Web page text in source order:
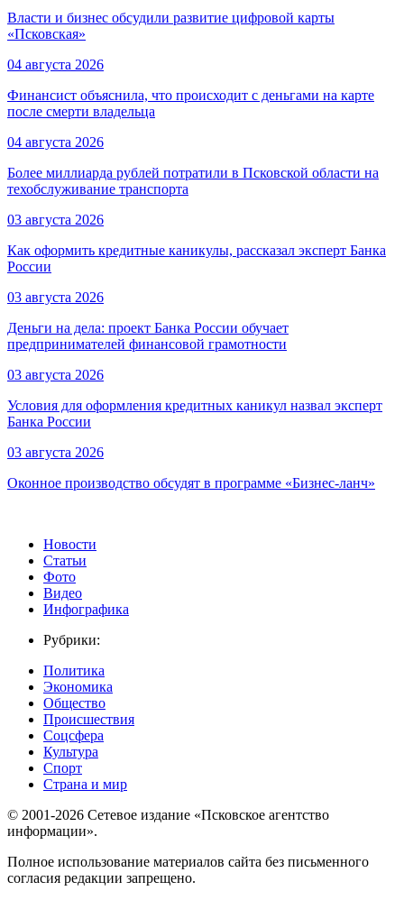
Власти и бизнес обсудили развитие цифровой карты
«Псковская»
04 августа 2026
Финансист объяснила, что происходит с деньгами на карте
после смерти владельца
04 августа 2026
Более миллиарда рублей потратили в Псковской области на
техобслуживание транспорта
03 августа 2026
Как оформить кредитные каникулы, рассказал эксперт Банка
России
03 августа 2026
Деньги на дела: проект Банка России обучает
предпринимателей финансовой грамотности
03 августа 2026
Условия для оформления кредитных каникул назвал эксперт
Банка России
03 августа 2026
Оконное производство обсудят в программе «Бизнес-ланч»
Новости
Статьи
Фото
Видео
Инфографика
Рубрики:
Политика
Экономика
Общество
Происшествия
Соцсфера
Культура
Спорт
Страна и мир
© 2001-2026 Сетевое издание «Псковское агентство
информации».
Полное использование материалов сайта без письменного
согласия редакции запрещено.